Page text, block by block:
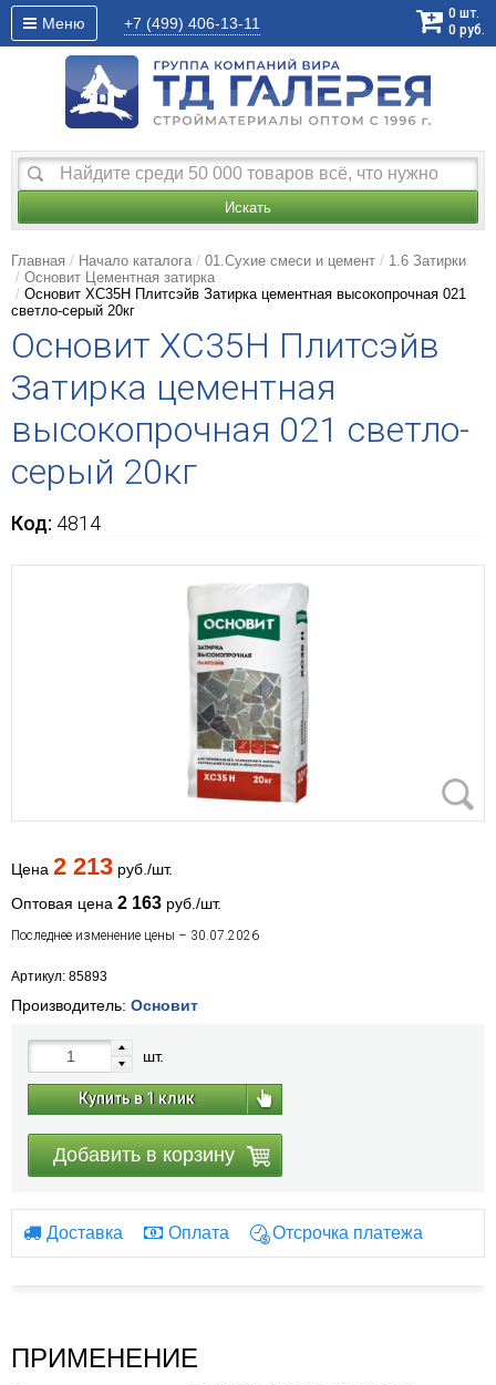
Меню +7 (499) 406-13-11
0 шт.
0 руб.
Искать
Главная Начало каталога 01.Сухие смеси и цемент
1.6 Затирки
Основит Цементная затирка
Основит ХС35Н Плитсэйв Затирка цементная высокопрочная 021
светло-серый 20кг
Основит ХС35Н Плитсэйв
Затирка цементная
высокопрочная 021 светло-
серый 20кг
Код: 4814
Цена 2 213 руб./шт.
Оптовая цена 2 163 руб./шт.
Последнее изменение цены – 30.07.2026
Артикул: 85893
Производитель: Основит
шт.
Купить в 1 клик
Добавить в корзину
Доставка Оплата Отсрочка платежа
ПРИМЕНЕНИЕ